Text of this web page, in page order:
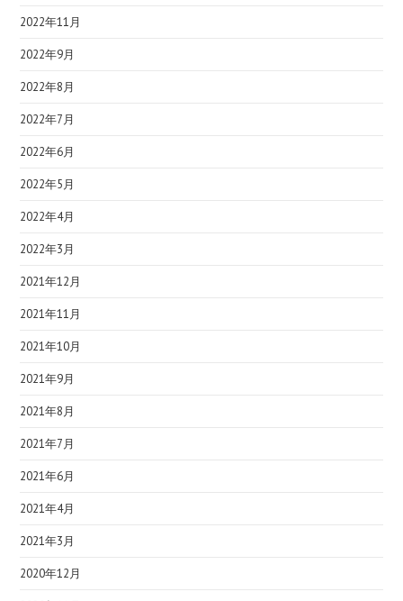
2022年11月
2022年9月
2022年8月
2022年7月
2022年6月
2022年5月
2022年4月
2022年3月
2021年12月
2021年11月
2021年10月
2021年9月
2021年8月
2021年7月
2021年6月
2021年4月
2021年3月
2020年12月